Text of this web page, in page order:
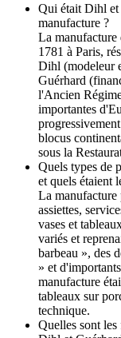
Qui était Dihl et
manufacture ?
La manufacture
1781 à Paris,
Dihl (modeleur
Guérhard
l'Ancien
importantes
blocus
sous la
Quels types de
et quels étaient
La manufacture
assiettes,
vases et
variés et
barbeau », des
» et
manufacture
tableaux sur
technique.
Quelles sont